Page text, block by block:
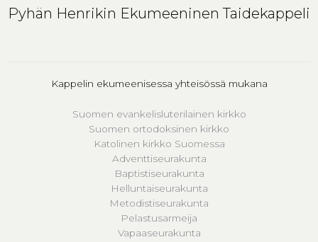
Pyhän Henrikin Ekumeeninen Taidekappeli
Kappelin ekumeenisessa yhteisössä mukana
Suomen evankelisluterilainen kirkko
Suomen ortodoksinen kirkko
Katolinen kirkko Suomessa
Adventtiseurakunta
Baptistiseurakunta
Helluntaiseurakunta
Metodistiseurakunta
Pelastusarmeija
Vapaaseurakunta